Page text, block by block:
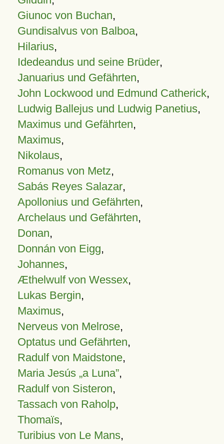
Giunoc von Buchan,
Gundisalvus von Balboa,
Hilarius,
Idedeandus und seine Brüder,
Januarius und Gefährten,
John Lockwood und Edmund Catherick,
Ludwig Ballejus und Ludwig Panetius,
Maximus und Gefährten,
Maximus,
Nikolaus,
Romanus von Metz,
Sabás Reyes Salazar,
Apollonius und Gefährten,
Archelaus und Gefährten,
Donan,
Donnán von Eigg,
Johannes,
Æthelwulf von Wessex,
Lukas Bergin,
Maximus,
Nerveus von Melrose,
Optatus und Gefährten,
Radulf von Maidstone,
Maria Jesús „a Luna”,
Radulf von Sisteron,
Tassach von Raholp,
Thomaïs,
Turibius von Le Mans,